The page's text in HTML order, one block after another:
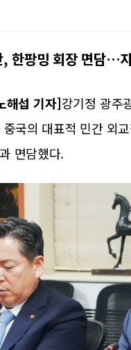
한팡밍 회장 면담…
해섭 기자]강기정 광주
국의 대표적 민간 외
면담했다.